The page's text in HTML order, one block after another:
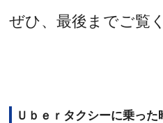
ぜひ、最後までご覧
Ｕｂｅｒタクシーに乗っ